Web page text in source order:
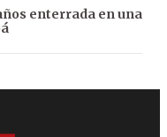
enterrada en una